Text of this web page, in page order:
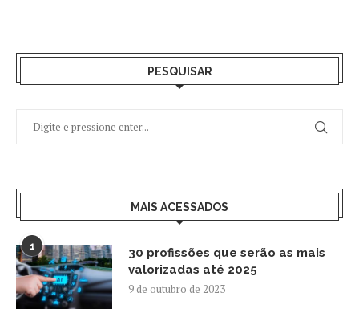
PESQUISAR
MAIS ACESSADOS
1
30 profissões que serão as mais
valorizadas até 2025
9 de outubro de 2023